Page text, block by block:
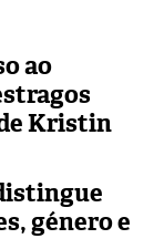
ao
Kristin
género e